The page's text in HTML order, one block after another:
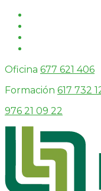
Oficina 677 621 406
Formación 617 732
976 21 09 22